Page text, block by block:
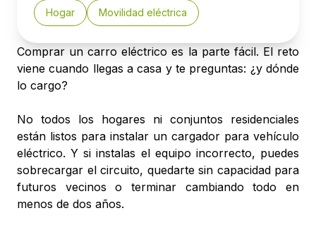
Hogar Movilidad eléctrica
Comprar un carro eléctrico es la parte fácil. El reto
viene cuando llegas a casa y te preguntas: ¿y dónde
lo cargo?
No todos los hogares ni conjuntos residenciales
están listos para instalar un cargador para vehículo
eléctrico. Y si instalas el equipo incorrecto, puedes
sobrecargar el circuito, quedarte sin capacidad para
futuros vecinos o terminar cambiando todo en
menos de dos años.